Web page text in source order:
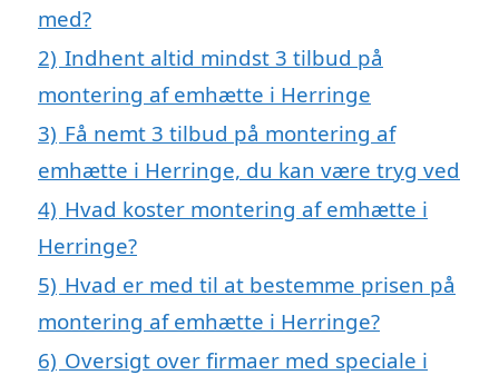
med?
2) Indhent altid mindst 3 tilbud på
montering af emhætte i Herringe
3) Få nemt 3 tilbud på montering af
emhætte i Herringe, du kan være tryg ved
4) Hvad koster montering af emhætte i
Herringe?
5) Hvad er med til at bestemme prisen på
montering af emhætte i Herringe?
6) Oversigt over firmaer med speciale i